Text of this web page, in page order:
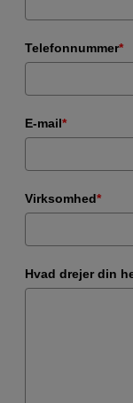
Telefonnummer*
E-mail*
Virksomhed*
Hvad drejer din